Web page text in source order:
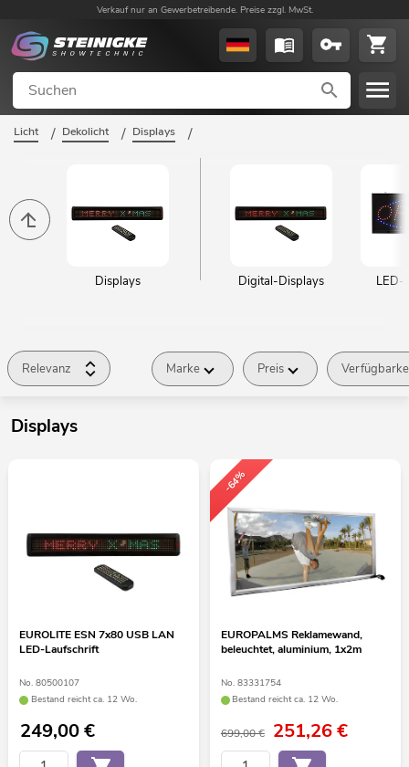
Verkauf nur an Gewerbetreibende. Preise zzgl. MwSt.
Licht / Dekolicht / Displays /
Displays Digital-Displays LED-
Relevanz Marke Preis
Displays
EUROLITE ESN 7x80 USB LAN
LED-Laufschrift
No. 80500107
Bestand reicht ca. 12 Wo.
249,00€
-64%
EUROPALMS Reklamewand,
beleuchtet, aluminium, 1x2m
No. 83331754
Bestand reicht ca. 12 Wo.
699,00 € 251,26€